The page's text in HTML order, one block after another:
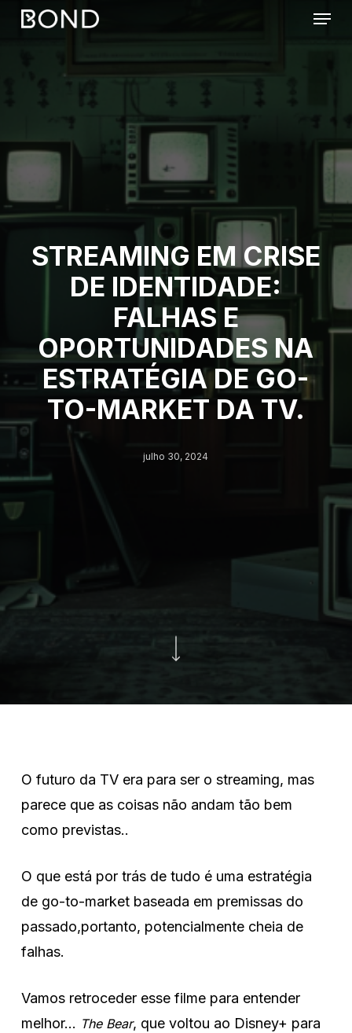
Skip
STREAMING EM CRISE
DE IDENTIDADE:
FALHAS E
OPORTUNIDADES NA
ESTRATÉGIA DE GO-
TO-MARKET DA TV.
julho 30, 2024
O futuro da TV era para ser o streaming, mas
parece que as coisas não andam tão bem
como previstas..
O que está por trás de tudo é uma estratégia
de go-to-market baseada em premissas do
passado,portanto, potencialmente cheia de
falhas.
Vamos retroceder esse filme para entender
melhor… The Bear, que voltou ao Disney+ para